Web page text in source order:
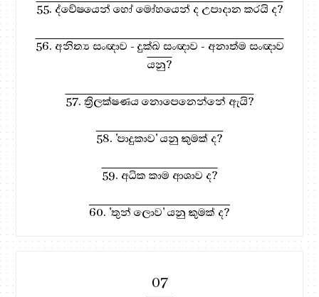
55. ද්වේෂයෙන් හෝ මෝහයෙන් ද උපාදාන කරයි ද?
56. අනිත්‍ය සංඥාව - දුක්ඛ සංඥාව - අනාත්ම සංඥාව
යනු?
57. ත්‍රිලක්ෂණය නොපෙනෙන්නේ ඇයි?
58. 'පාදුකාව' යනු කුමක් ද?
59. අධික කාම ආශාව ද?
60. 'තුන් ලොව' යනු කුමක් ද?
07